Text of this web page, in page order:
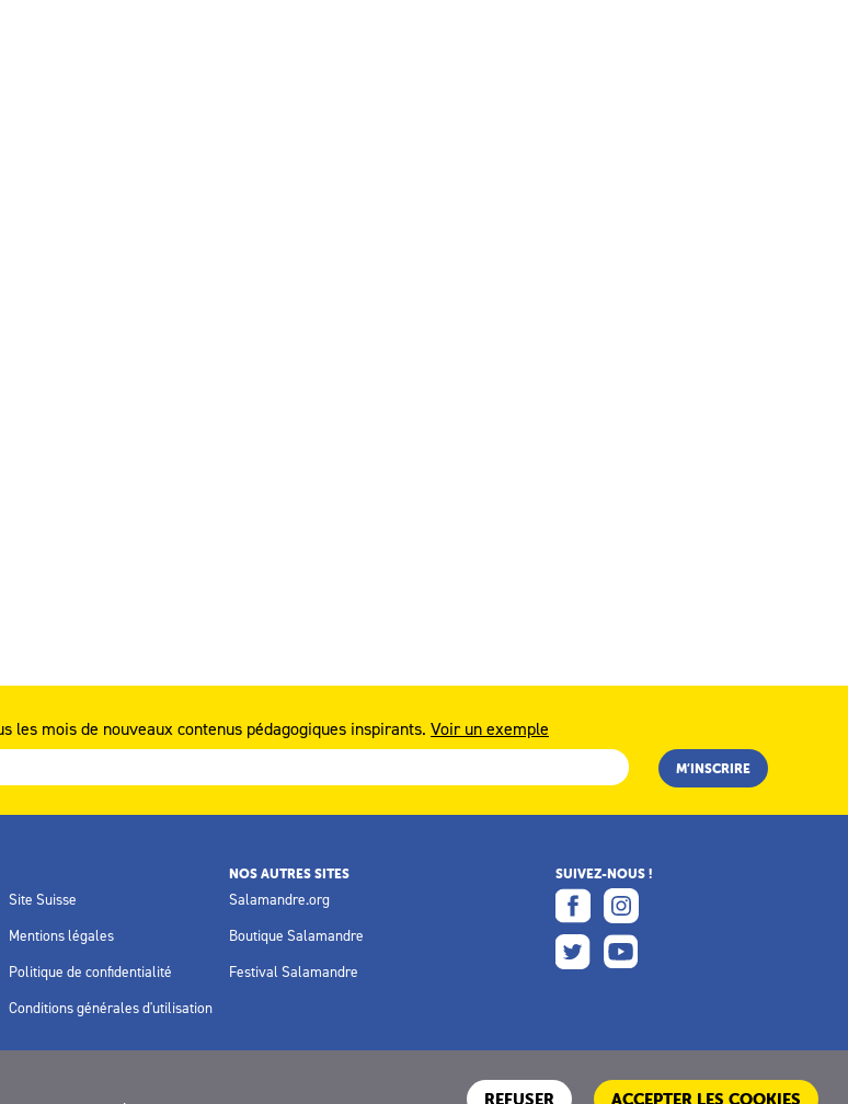
les mois de nouveaux contenus pédagogiques inspirants. Voir un exemple
Site Suisse
Mentions légales
Politique de confidentialité
Conditions générales d'utilisation
NOS AUTRES SITES
Salamandre.org
Boutique Salamandre
Festival Salamandre
SUIVEZ-NOUS !
REFUSER ACCEPTER LES COOKIES